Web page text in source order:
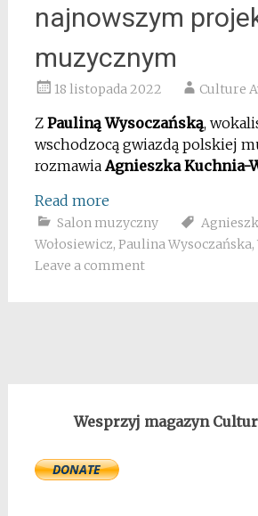
najnowszym
muzycznym
18 listopada 2022 Culture
Z Pauliną Wysoczańską,
wschodzocą gwiazdą polskiej
rozmawia Agnieszka Kuchnia-
Read more
Salon muzyczny
Wołosiewicz, Paulina Wysoczańska,
Leave a comment
Wesprzyj magazyn